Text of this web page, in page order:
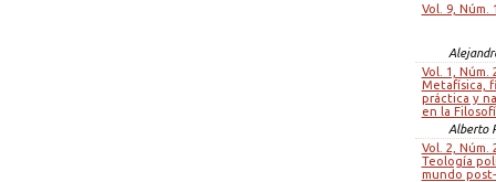
Vol. 9, Núm.
Vol. 1, Núm.
Metafísica,
práctica y
en la
Alberto
Vol. 2, Núm.
Teología
mundo